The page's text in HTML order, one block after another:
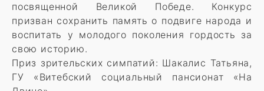
посвященной Великой Победе. Конкурс
призван сохранить память о подвиге народа и
воспитать у молодого поколения гордость за
свою историю.
Приз зрительских симпатий: Шакалис Татьяна,
ГУ «Витебский социальный пансионат «На